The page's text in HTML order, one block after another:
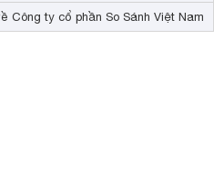
Công ty cổ phần So Sánh Việt Nam